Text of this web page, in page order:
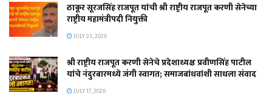
ठाकूर सूरजसिंह राजपूत यांची श्री राष्ट्रीय राजपूत करणी सेनेच्या
राष्ट्रीय महामंत्रीपदी नियुक्ती
JULY 23, 2026
श्री राष्ट्रीय राजपूत करणी सेनेचे प्रदेशाध्यक्ष प्रवीणसिंह पाटील
यांचे नंदुरबारमध्ये जंगी स्वागत; समाजबांधवांशी साधला संवाद
JULY 17, 2026